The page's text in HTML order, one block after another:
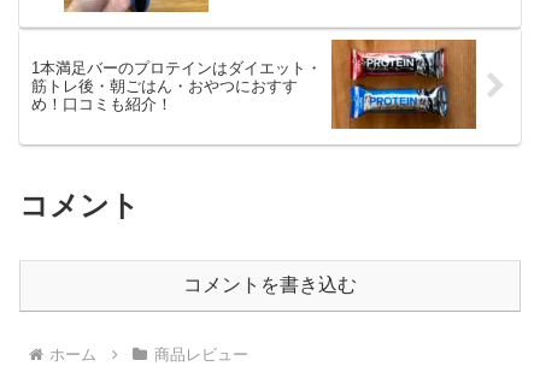
1本満足バーのプロテインはダイエット・
筋トレ後・朝ごはん・おやつにおすす
め！口コミも紹介！
コメント
コメントを書き込む
ホーム 商品レビュー